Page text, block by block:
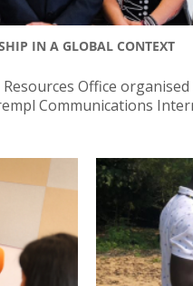
IN A GLOBAL CONTEXT
Office
Communications